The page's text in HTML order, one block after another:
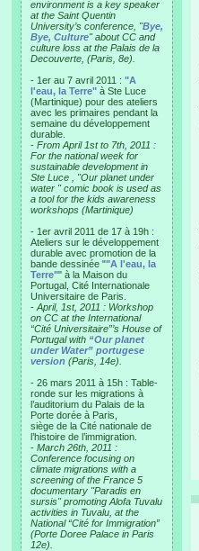
environment is a key speaker
at the Saint Quentin
University’s conference, "Bye,
Bye, Culture" about CC and
culture loss at the Palais de la
Decouverte, (Paris, 8e).
- 1er au 7 avril 2011 : "A
l'eau, la Terre" à Ste Luce
(Martinique) pour des ateliers
avec les primaires pendant la
semaine du développement
durable.
- From April 1st to 7th, 2011 :
For the national week for
sustainable development in
Ste Luce , "Our planet under
water " comic book is used as
a tool for the kids awareness
workshops (Martinique)
- 1er avril 2011 de 17 à 19h :
Ateliers sur le développement
durable avec promotion de la
bande dessinée ""A l'eau, la
Terre"" à la Maison du
Portugal, Cité Internationale
Universitaire de Paris.
- April, 1st, 2011 : Workshop
on CC at the International
“Cité Universitaire”’s House of
Portugal with “Our planet
under Water” portugese
version (Paris, 14e).
- 26 mars 2011 à 15h : Table-
ronde sur les migrations à
l’auditorium du Palais de la
Porte dorée à Paris,
siège de la Cité nationale de
l’histoire de l’immigration.
- March 26th, 2011 :
Conference focusing on
climate migrations with a
screening of the France 5
documentary "Paradis en
sursis" promoting Alofa Tuvalu
activities in Tuvalu, at the
National “Cité for Immigration”
(Porte Doree Palace in Paris
12e).